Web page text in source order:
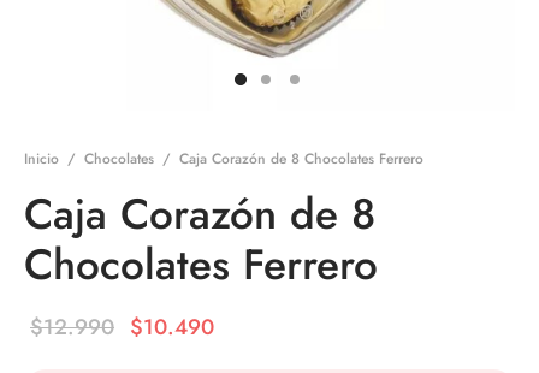
Inicio / Chocolates / Caja Corazón de 8 Chocolates Ferrero
Caja Corazón de 8
Chocolates Ferrero
$12.990 El precio
$10.490